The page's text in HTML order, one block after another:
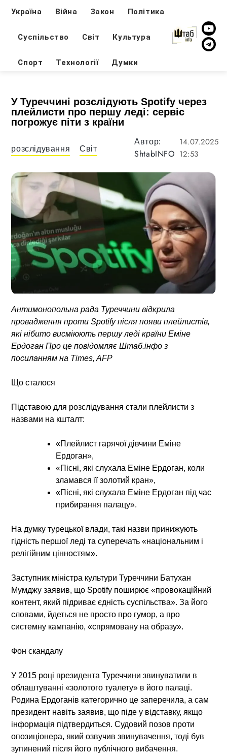
Україна Війна Закон Політика
Суспільство Світ Культура
Спорт Технології Думки
У Туреччині розслідують Spotify через
плейлисти про першу леді: сервіс
погрожує піти з країни
розслідування Світ
Автор:
ShtabINFO
14.07.2025
12:53
Антимонопольна рада Туреччини відкрила
провадження проти Spotify після появи плейлистів,
які нібито висміюють першу леді країни Еміне
Ердоган Про це повідомляє Штаб.інфо з
посиланням на Times, AFP
Що сталося
Підставою для розслідування стали плейлисти з
назвами на кшталт:
«Плейлист гарячої дівчини Еміне
Ердоган»,
«Пісні, які слухала Еміне Ердоган, коли
зламався її золотий кран»,
«Пісні, які слухала Еміне Ердоган під час
прибирання палацу».
На думку турецької влади, такі назви принижують
гідність першої леді та суперечать «національним і
релігійним цінностям».
Заступник міністра культури Туреччини Батухан
Мумджу заявив, що Spotify поширює«провокаційний
контент, який підриває єдність суспільства». За його
словами, йдеться не просто про гумор, а про
системну кампанію, «спрямовану на образу».
Фон скандалу
У 2015 році президента Туреччини звинуватили в
облаштуванні «золотого туалету» в його палаці.
Родина Ердоганів категорично це заперечила, а сам
президент навіть заявив, що піде у відставку, якщо
інформація підтвердиться. Судовий позов проти
опозиціонера, який озвучив звинувачення, тоді був
зупинений після його публічного вибачення.